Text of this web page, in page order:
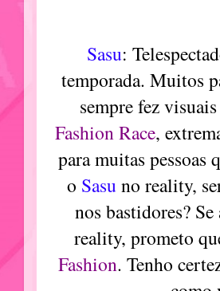
Sasu:
temporada. Muitos
sempre fez
Fashion Race,
para muitas
o Sasuno reality,
nos bastidores? Se
reality, prometo
Fashion. Tenho